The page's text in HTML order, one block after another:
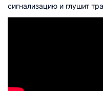
сигнализацию и глушит